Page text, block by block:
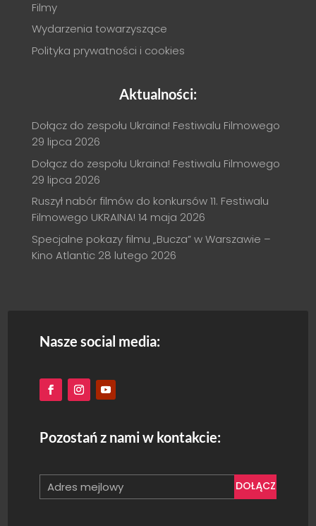
Filmy
Wydarzenia towarzyszące
Polityka prywatności i cookies
Aktualności:
Dołącz do zespołu Ukraina! Festiwalu Filmowego
29 lipca 2026
Dołącz do zespołu Ukraina! Festiwalu Filmowego
29 lipca 2026
Ruszył nabór filmów do konkursów 11. Festiwalu
Filmowego UKRAINA! 14 maja 2026
Specjalne pokazy filmu „Bucza” w Warszawie –
Kino Atlantic 28 lutego 2026
Nasze social media:
Pozostań z nami w kontakcie:
DOŁĄCZ